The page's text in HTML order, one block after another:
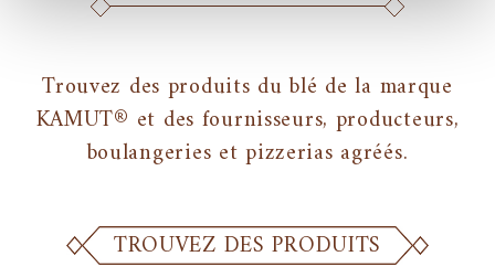
Trouvez des produits du blé de la marque
KAMUT® et des fournisseurs, producteurs,
boulangeries et pizzerias agréés.
TROUVEZ DES PRODUITS